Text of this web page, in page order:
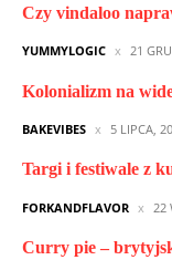
Czy vindaloo
YUMMYLOGIC 21
Kolonializm na
BAKEVIBES 5 LIPCA,
Targi i festiwale z
FORKANDFLAVOR 22
Curry pie –